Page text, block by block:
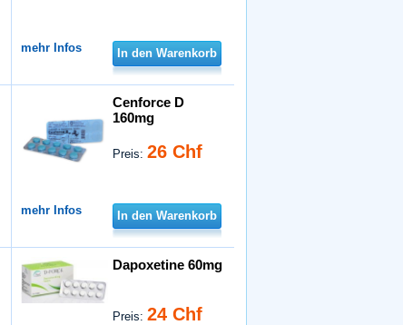
mehr Infos In den Warenkorb
Cenforce D
160mg
Preis:26 Chf
mehr Infos In den Warenkorb
Dapoxetine 60mg
Preis:24 Chf